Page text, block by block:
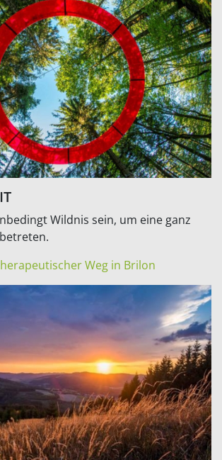
Wildnis sein, um eine ganz
Weg in Brilon